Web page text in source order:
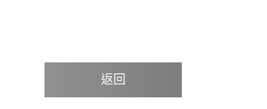
返回